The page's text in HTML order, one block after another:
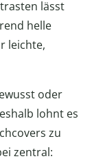
lässt
helle
leichte,
oder
lohnt es
zu
zentral: